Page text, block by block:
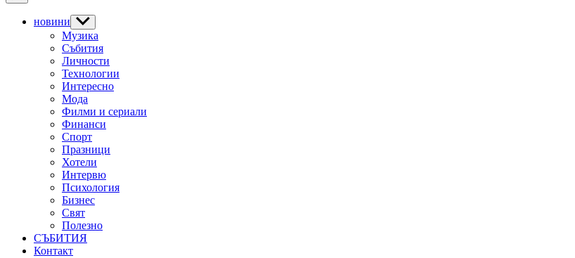
новини Show
sub
menu
Музика
Събития
Личности
Технологии
Интересно
Мода
Филми и сериали
Финанси
Спорт
Празници
Хотели
Интервю
Психология
Бизнес
Свят
Полезно
СЪБИТИЯ
Контакт